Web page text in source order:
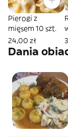
Pierogi z
mięsem 10 szt.
24,00 zł
Dania